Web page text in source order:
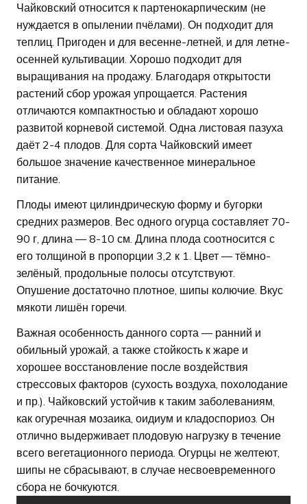
Чайковский относится к партенокарпическим (не
нуждается в опылении пчёлами). Он подходит для
теплиц. Пригоден и для весенне-летней, и для летне-
осенней культивации. Хорошо подходит для
выращивания на продажу. Благодаря открытости
растений сбор урожая упрощается. Растения
отличаются компактностью и обладают хорошо
развитой корневой системой. Одна листовая пазуха
даёт 2-4 плодов. Для сорта Чайковский имеет
большое значение качественное минеральное
питание.
Плоды имеют цилиндрическую форму и бугорки
средних размеров. Вес одного огурца составляет 70-
90 г, длина — 8-10 см. Длина плода соотносится с
его толщиной в пропорции 3,2 к 1. Цвет — тёмно-
зелёный, продольные полосы отсутствуют.
Опушение достаточно плотное, шипы колючие. Вкус
мякоти лишён горечи.
Важная особенность данного сорта — ранний и
обильный урожай, а также стойкость к жаре и
хорошее восстановление после воздействия
стрессовых факторов (сухость воздуха, похолодание
и пр.). Чайковский устойчив к таким заболеваниям,
как огуречная мозаика, оидиум и кладоспориоз. Он
отлично выдерживает плодовую нагрузку в течение
всего вегетационного периода. Огурцы не желтеют,
шипы не сбрасывают, в случае несвоевременного
сбора не бочкуются.